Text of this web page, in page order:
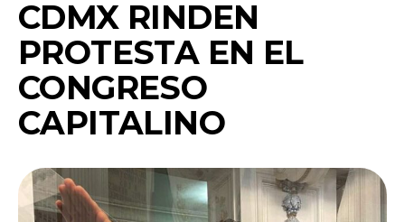
CDMX RINDEN
PROTESTA EN EL
CONGRESO
CAPITALINO